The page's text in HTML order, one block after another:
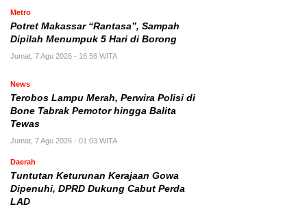
Metro
Potret Makassar “Rantasa”, Sampah
Dipilah Menumpuk 5 Hari di Borong
Jumat, 7 Agu 2026 - 16:56 WITA
News
Terobos Lampu Merah, Perwira Polisi di
Bone Tabrak Pemotor hingga Balita
Tewas
Jumat, 7 Agu 2026 - 01:03 WITA
Daerah
Tuntutan Keturunan Kerajaan Gowa
Dipenuhi, DPRD Dukung Cabut Perda
LAD